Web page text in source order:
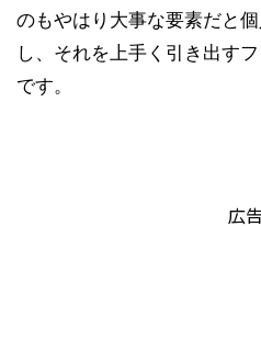
のもやはり大事な要素だと
し、それを上手く引き出す
です。
広告